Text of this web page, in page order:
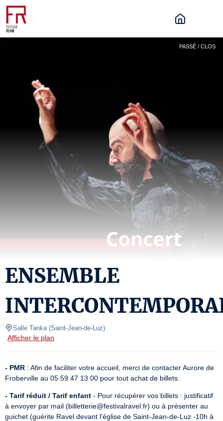
PASSÉ / CLOS
ENSEMBLE
Salle Tanka (Saint-Jean-de-Luz)
Afficher le plan
- PMR : Afin de faciliter votre accueil, merci de contacter Aurore de
Froberville au 05 59 47 13 00 pour tout achat de billets.
- Tarif réduit / Tarif enfant - Pour récupérer vos billets : justificatif
à envoyer par mail (billetterie@festivalravel.fr) ou à présenter au
guichet (guérite Ravel devant l'église de Saint-Jean-de-Luz -10h à